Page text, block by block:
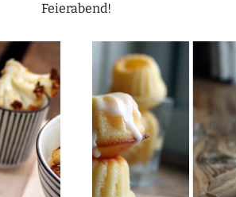
Feierabend!